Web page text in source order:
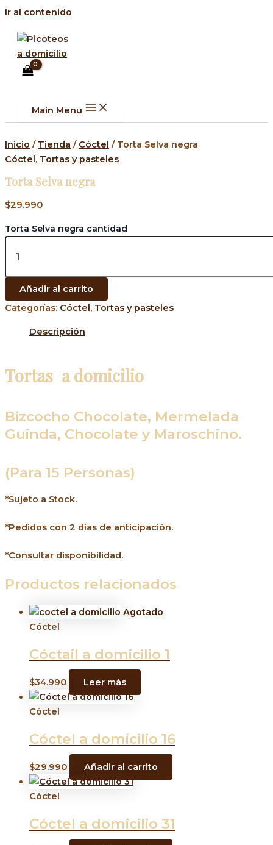
Ir al contenido
Main Menu
Inicio / Tienda / Cóctel / Torta Selva negra
Cóctel, Tortas y pasteles
Torta Selva negra
$29.990
Torta Selva negra cantidad
Añadir al carrito
Categorías: Cóctel, Tortas y pasteles
Descripción
Tortas a domicilio
Bizcocho Chocolate, Mermelada
Guinda, Chocolate y Maroschino.
(Para 15 Personas)
*Sujeto a Stock.
*Pedidos con 2 días de anticipación.
*Consultar disponibilidad.
Productos relacionados
Agotado
Cóctel
Cóctail a domicilio 1
$34.990 Leer más
Cóctel
Cóctel a domicilio 16
$29.990 Añadir al carrito
Cóctel
Cóctel a domicilio 31